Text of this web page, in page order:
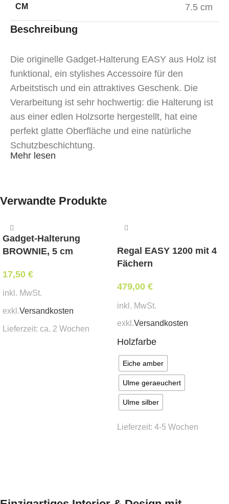
M
7.5 cm
Beschreibung
Die originelle Gadget-Halterung EASY aus Holz ist
funktional, ein stylishes Accessoire für den
Arbeitstisch und ein attraktives Geschenk. Die
Verarbeitung ist sehr hochwertig: die Halterung ist
aus einer edlen Holzsorte hergestellt, hat eine
perfekt glatte Oberfläche und eine natürliche
Schutzbeschichtung.
Mehr lesen
Verwandte Produkte
Gadget-Halterung
BROWNIE, 5 cm
17,50 €
inkl. MwSt.
exkl.Versandkosten
Lieferzeit: ca. 2 Wochen
Regal EASY 1200 mit 4
Fächern
479,00 €
inkl. MwSt.
exkl.Versandkosten
Holzfarbe
Eiche amber
Ulme geraeuchert
Ulme silber
Lieferzeit: 4-5 Wochen